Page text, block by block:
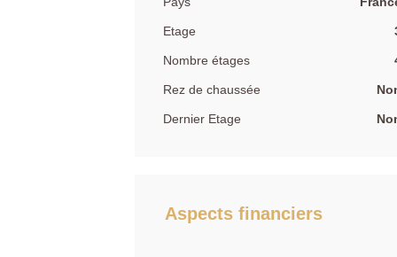
Etage
Nombre étages
Rez de chaussée
Dernier Etage
Aspects financiers